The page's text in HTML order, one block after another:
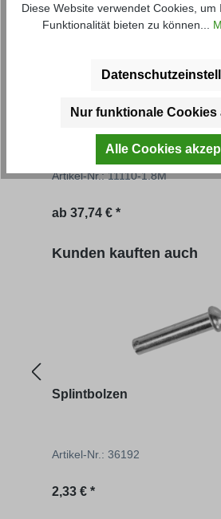
Grundbordwand NS
Artikel-Nr.: 11110-1.8M
Regulärer Preis:
ab 37,74 € *
Produktgalerie überspringen
Kunden kauften auch
Splintbolzen
Artikel-Nr.: 36192
Regulärer Preis:
2,33 € *
Diese Website verwendet Cookies,
Funktionalität bieten zu können...
Nur funktionale Cookies
Alle Cookies